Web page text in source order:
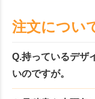
注文につい
Q.持っているデザ
いのですが。